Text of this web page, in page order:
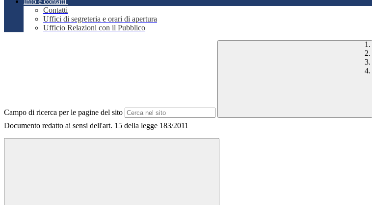
Contatti
Uffici di segreteria e orari di apertura
Ufficio Relazioni con il Pubblico
Campo di ricerca per le pagine del sito
Documento redatto ai sensi dell'art. 15 della legge 183/2011